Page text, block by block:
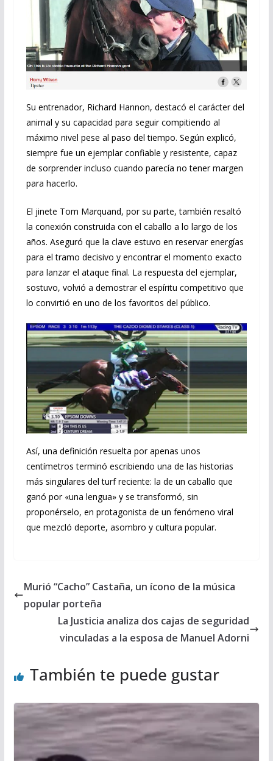
Su entrenador, Richard Hannon, destacó el carácter del
animal y su capacidad para seguir compitiendo al
máximo nivel pese al paso del tiempo. Según explicó,
siempre fue un ejemplar confiable y resistente, capaz
de sorprender incluso cuando parecía no tener margen
para hacerlo.
El jinete Tom Marquand, por su parte, también resaltó
la conexión construida con el caballo a lo largo de los
años. Aseguró que la clave estuvo en reservar energías
para el tramo decisivo y encontrar el momento exacto
para lanzar el ataque final. La respuesta del ejemplar,
sostuvo, volvió a demostrar el espíritu competitivo que
lo convirtió en uno de los favoritos del público.
Así, una definición resuelta por apenas unos
centímetros terminó escribiendo una de las historias
más singulares del turf reciente: la de un caballo que
ganó por «una lengua» y se transformó, sin
proponérselo, en protagonista de un fenómeno viral
que mezcló deporte, asombro y cultura popular.
Murió “Cacho” Castaña, un ícono de la música
popular porteña
La Justicia analiza dos cajas de seguridad
vinculadas a la esposa de Manuel Adorni
También te puede gustar